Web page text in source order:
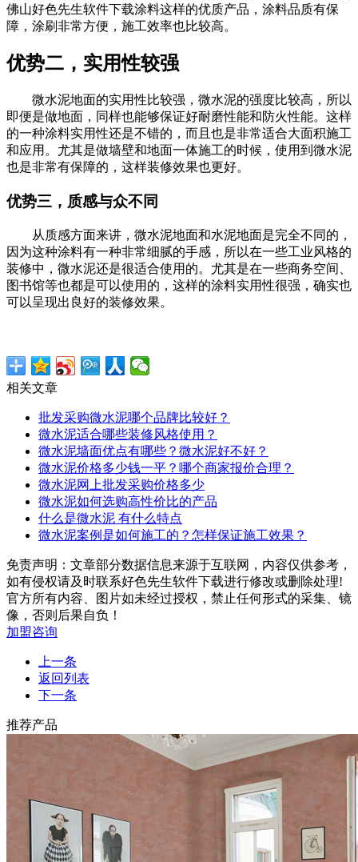
佛山好色先生软件下载涂料这样的优质产品，涂料品质有保
障，涂刷非常方便，施工效率也比较高。
优势二，实用性较强
微水泥地面的实用性比较强，微水泥的强度比较高，所以
即便是做地面，同样也能够保证好耐磨性能和防火性能。这样
的一种涂料实用性还是不错的，而且也是非常适合大面积施工
和应用。尤其是做墙壁和地面一体施工的时候，使用到微水泥
也是非常有保障的，这样装修效果也更好。
优势三，质感与众不同
从质感方面来讲，微水泥地面和水泥地面是完全不同的，
因为这种涂料有一种非常细腻的手感，所以在一些工业风格的
装修中，微水泥还是很适合使用的。尤其是在一些商务空间、
图书馆等也都是可以使用的，这样的涂料实用性很强，确实也
可以呈现出良好的装修效果。
相关文章
批发采购微水泥哪个品牌比较好？
微水泥适合哪些装修风格使用？
微水泥墙面优点有哪些？微水泥好不好？
微水泥价格多少钱一平？哪个商家报价合理？
微水泥网上批发采购价格多少
微水泥如何选购高性价比的产品
什么是微水泥 有什么特点
微水泥案例是如何施工的？怎样保证施工效果？
免责声明：文章部分数据信息来源于互联网，内容仅供参考，
如有侵权请及时联系好色先生软件下载进行修改或删除处理!
官方所有内容、图片如未经过授权，禁止任何形式的采集、镜
像，否则后果自负！
加盟咨询
上一条
返回列表
下一条
推荐产品